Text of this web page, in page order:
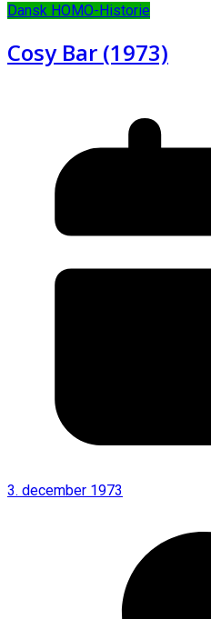
Dansk HOMO-Historie
Cosy Bar (1973)
3. december 1973